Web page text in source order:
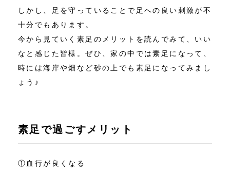
しかし、足を守っていることで足への良い刺激が不
十分でもあります。
今から見ていく素足のメリットを読んでみて、いい
なと感じた皆様。ぜひ、家の中では素足になって、
時には海岸や畑など砂の上でも素足になってみまし
ょう♪
素足で過ごすメリット
①血行が良くなる